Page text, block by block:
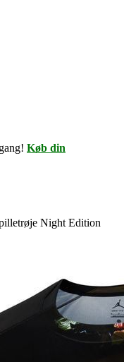
Køb din
Night Edition